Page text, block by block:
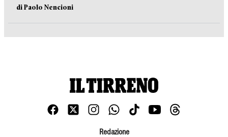
di Paolo Nencioni
Redazione